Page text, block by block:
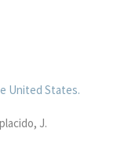
United States.
J.